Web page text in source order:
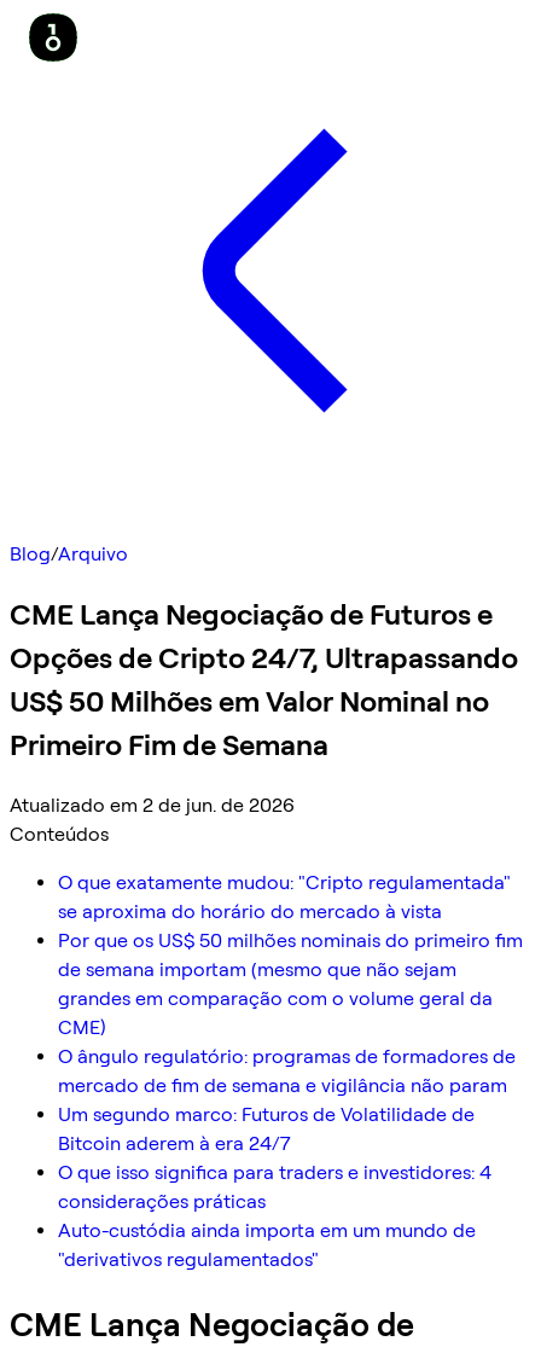
Blog/Arquivo
CME Lança Negociação de Futuros e
Opções de Cripto 24/7, Ultrapassando
US$ 50 Milhões em Valor Nominal no
Primeiro Fim de Semana
Atualizado em 2 de jun. de 2026
Conteúdos
O que exatamente mudou: "Cripto regulamentada"
se aproxima do horário do mercado à vista
Por que os US$ 50 milhões nominais do primeiro fim
de semana importam (mesmo que não sejam
grandes em comparação com o volume geral da
CME)
O ângulo regulatório: programas de formadores de
mercado de fim de semana e vigilância não param
Um segundo marco: Futuros de Volatilidade de
Bitcoin aderem à era 24/7
O que isso significa para traders e investidores: 4
considerações práticas
Auto-custódia ainda importa em um mundo de
"derivativos regulamentados"
CME Lança Negociação de